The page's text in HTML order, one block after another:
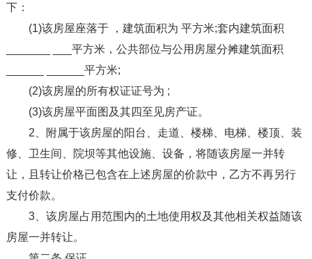
下：
(1)该房屋座落于 ，建筑面积为 平方米;套内建筑面积
_______ ___平方米，公共部位与公用房屋分摊建筑面积
______ ______平方米;
(2)该房屋的所有权证证号为 ;
(3)该房屋平面图及其四至见房产证。
2、附属于该房屋的阳台、走道、楼梯、电梯、楼顶、装
修、卫生间、院坝等其他设施、设备，将随该房屋一并转
让，且转让价格已包含在上述房屋的价款中，乙方不再另行
支付价款。
3、该房屋占用范围内的土地使用权及其他相关权益随该
房屋一并转让。